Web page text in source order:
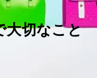
大切なこと